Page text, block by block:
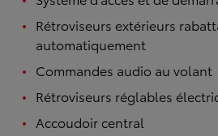
Rétroviseurs extérieurs
automatiquement
Commandes audio au volant
Rétroviseurs réglables
Accoudoir central